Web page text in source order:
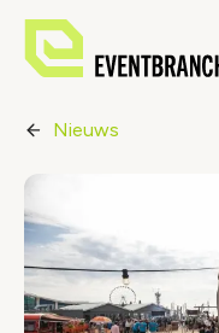
Nieuws